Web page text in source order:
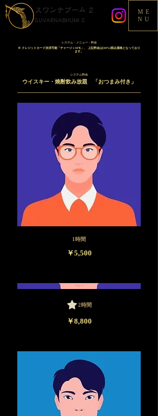
ME
NU
スワンナプーム 2
SUVARNABHUMI 2
システム・メニュー・料金
※ クレジットカード決済可能「チャージ＋10％」、 上記料金は[10%]税込価格となっており
ます。
システム料金
ウイスキー・燒酎飲み放題 「おつまみ付き」
1時間
￥5,500
2時間
￥8,800